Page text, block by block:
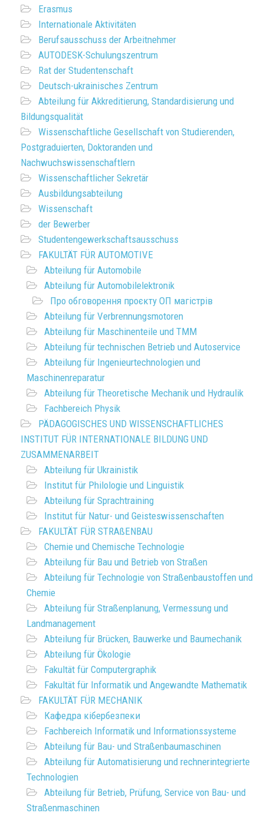
Erasmus
Internationale Aktivitäten
Berufsausschuss der Arbeitnehmer
AUTODESK-Schulungszentrum
Rat der Studentenschaft
Deutsch-ukrainisches Zentrum
Abteilung für Akkreditierung, Standardisierung und
Bildungsqualität
Wissenschaftliche Gesellschaft von Studierenden,
Postgraduierten, Doktoranden und
Nachwuchswissenschaftlern
Wissenschaftlicher Sekretär
Ausbildungsabteilung
Wissenschaft
der Bewerber
Studentengewerkschaftsausschuss
FAKULTÄT FÜR AUTOMOTIVE
Abteilung für Automobile
Abteilung für Automobilelektronik
Про обговорення проєкту ОП магістрів
Abteilung für Verbrennungsmotoren
Abteilung für Maschinenteile und TMM
Abteilung für technischen Betrieb und Autoservice
Abteilung für Ingenieurtechnologien und
Maschinenreparatur
Abteilung für Theoretische Mechanik und Hydraulik
Fachbereich Physik
PÄDAGOGISCHES UND WISSENSCHAFTLICHES
INSTITUT FÜR INTERNATIONALE BILDUNG UND
ZUSAMMENARBEIT
Abteilung für Ukrainistik
Institut für Philologie und Linguistik
Abteilung für Sprachtraining
Institut für Natur- und Geisteswissenschaften
FAKULTÄT FÜR STRAßENBAU
Chemie und Chemische Technologie
Abteilung für Bau und Betrieb von Straßen
Abteilung für Technologie von Straßenbaustoffen und
Chemie
Abteilung für Straßenplanung, Vermessung und
Landmanagement
Abteilung für Brücken, Bauwerke und Baumechanik
Abteilung für Ökologie
Fakultät für Computergraphik
Fakultät für Informatik und Angewandte Mathematik
FAKULTÄT FÜR MECHANIK
Кафедра кібербезпеки
Fachbereich Informatik und Informationssysteme
Abteilung für Bau- und Straßenbaumaschinen
Abteilung für Automatisierung und rechnerintegrierte
Technologien
Abteilung für Betrieb, Prüfung, Service von Bau- und
Straßenmaschinen